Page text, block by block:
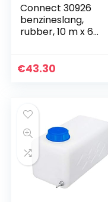
Connect 30926
benzineslang,
rubber, 10 m x 6
€43.30